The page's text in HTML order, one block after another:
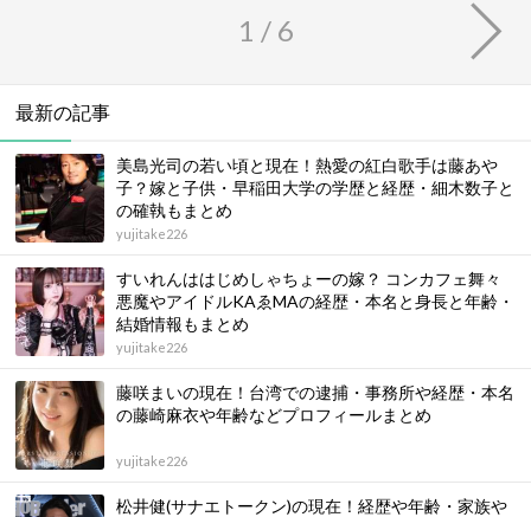
1 / 6
最新の記事
美島光司の若い頃と現在！熱愛の紅白歌手は藤あや
子？嫁と子供・早稲田大学の学歴と経歴・細木数子と
の確執もまとめ
yujitake226
すいれんははじめしゃちょーの嫁？ コンカフェ舞々
悪魔やアイドルKAゑMAの経歴・本名と身長と年齢・
結婚情報もまとめ
yujitake226
藤咲まいの現在！台湾での逮捕・事務所や経歴・本名
の藤崎麻衣や年齢などプロフィールまとめ
yujitake226
松井健(サナエトークン)の現在！経歴や年齢・家族や